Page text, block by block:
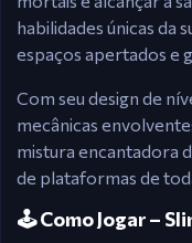
habilidades únicas da
espaços apertados e
Com seu design de
mecânicas
mistura encantadora
de plataformas de
🕹️ Como Jogar –